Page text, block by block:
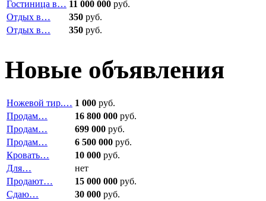
Гостиница в… 11 000 000 руб.
Отдых в…
350 руб.
Отдых в…
350 руб.
Новые объявления
Ножевой тир.… 1 000 руб.
Продам…
16 800 000 руб.
Продам…
699 000 руб.
Продам…
6 500 000 руб.
Кровать…
10 000 руб.
Для…
нет
Продают…
15 000 000 руб.
Сдаю…
30 000 руб.